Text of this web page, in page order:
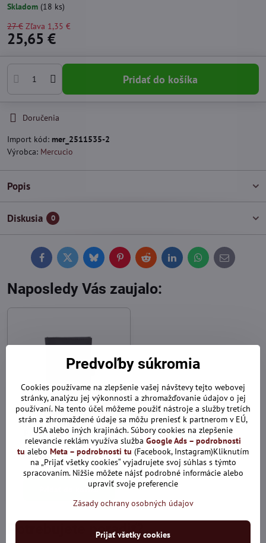
Skladom (18 ks)
27 € Zľava 1,35 €
25,65 €
Pridať do košíka
Doručenia
Import kód: mer_2511535-2
Výrobca: Mercucio
Popis
Diskusia 0
FacebookTwitterBlueskyPinterestReddit LinkedInWhatsApp
E-
mail
Naposledy Vás zaujalo:
5%
Puzdro MERCUCIO šedá
2511535
Skladom
25,65 €
Pridať do košíka
Potrebujete poradiť?
Predvoľby súkromia
Cookies používame na zlepšenie vašej návštevy tejto webovej
stránky, analýzu jej výkonnosti a zhromažďovanie údajov o jej
používaní. Na tento účel môžeme použiť nástroje a služby tretích
strán a zhromaždené údaje sa môžu preniesť k partnerom v EÚ,
USA alebo iných krajinách. Súbory cookies na zlepšenie
relevancie reklám využíva služba Google Ads – podrobnosti
tu alebo Meta – podrobnosti tu (Facebook, Instagram)Kliknutím
na „Prijať všetky cookies“ vyjadrujete svoj súhlas s týmto
spracovaním. Nižšie môžete nájsť podrobné informácie alebo
upraviť svoje preferencie
Zásady ochrany osobných údajov
Prijať všetky cookies